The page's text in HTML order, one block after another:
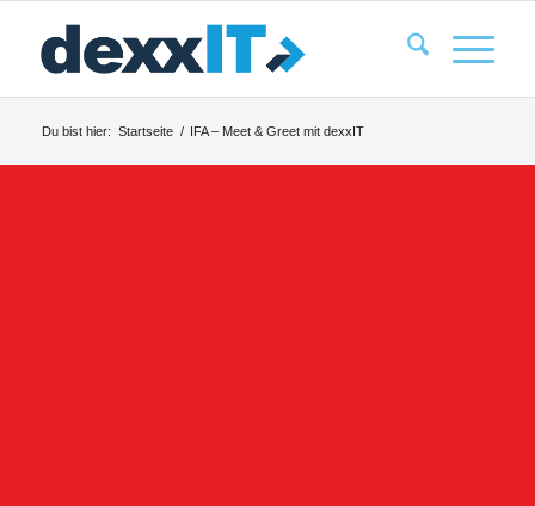
Du bist hier: Startseite / IFA – Meet & Greet mit dexxIT